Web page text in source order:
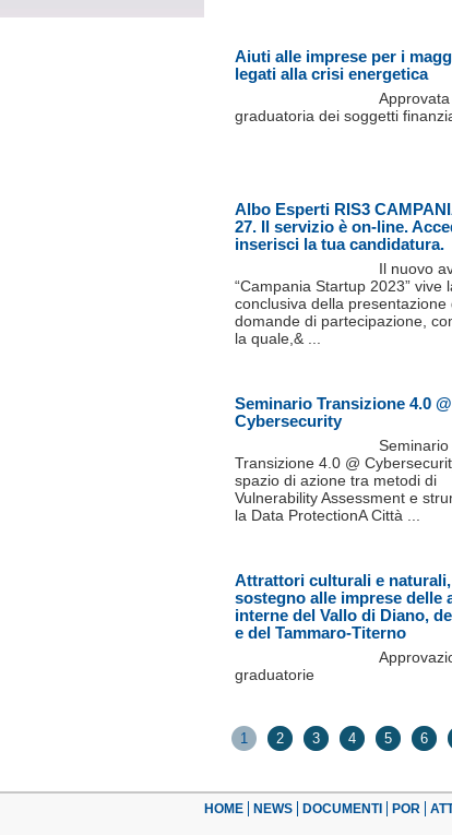
Aiuti alle imprese per i
legati alla crisi energetica
Approvata
graduatoria dei soggetti
Albo Esperti RIS3
27. Il servizio è on-line.
inserisci la tua candidatura.
Il nuovo
“Campania Startup 2023” vive
conclusiva della presentazione
domande di partecipazione,
la quale,& ...
Seminario Transizione 4.0 @
Cybersecurity
Seminario
Transizione 4.0 @
spazio di azione tra metodi di
Vulnerability Assessment e
la Data ProtectionA Città ...
Attrattori culturali e naturali,
sostegno alle imprese delle
interne del Vallo di Diano,
e del Tammaro-Titerno
graduatorie
1 2 3 4 5 6
HOME NEWS DOCUMENTI POR